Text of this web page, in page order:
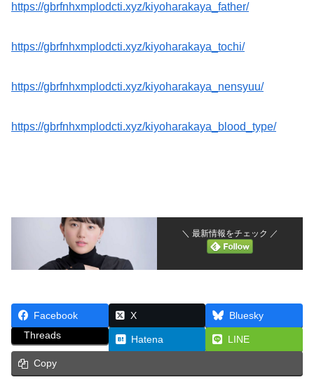
https://gbrfnhxmplodcti.xyz/kiyoharakaya_father/
https://gbrfnhxmplodcti.xyz/kiyoharakaya_tochi/
https://gbrfnhxmplodcti.xyz/kiyoharakaya_nensyuu/
https://gbrfnhxmplodcti.xyz/kiyoharakaya_blood_type/
＼ 最新情報をチェック ／
Facebook X
Bluesky
Threads
Hatena LINE
Copy